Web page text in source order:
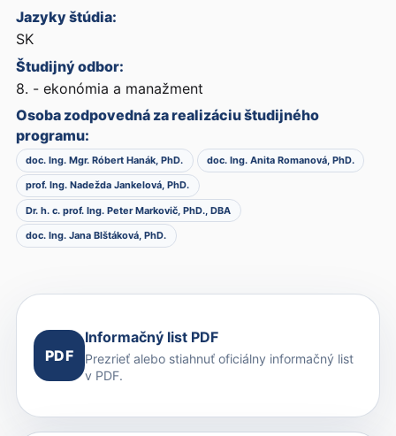
Jazyky štúdia:
SK
Študijný odbor:
8. - ekonómia a manažment
Osoba zodpovedná za realizáciu študijného
programu:
doc. Ing. Mgr. Róbert Hanák, PhD. doc. Ing. Anita Romanová, PhD.
prof. Ing. Nadežda Jankelová, PhD.
Dr. h. c. prof. Ing. Peter Markovič, PhD., DBA
doc. Ing. Jana Blštáková, PhD.
PDF
Informačný list PDF
Prezrieť alebo stiahnuť oficiálny informačný list
v PDF.